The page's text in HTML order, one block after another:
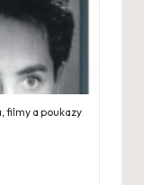
filmy a poukazy